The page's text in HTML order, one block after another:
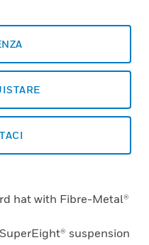
hat with Fibre-Metal®
suspension